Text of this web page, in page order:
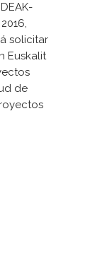
solicitar
Euskalit
de